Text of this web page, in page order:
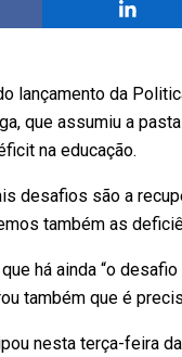
lançamento da
que assumiu a
na educação.
desafios são a
também as
há ainda “o
também que é
nesta terça-feira